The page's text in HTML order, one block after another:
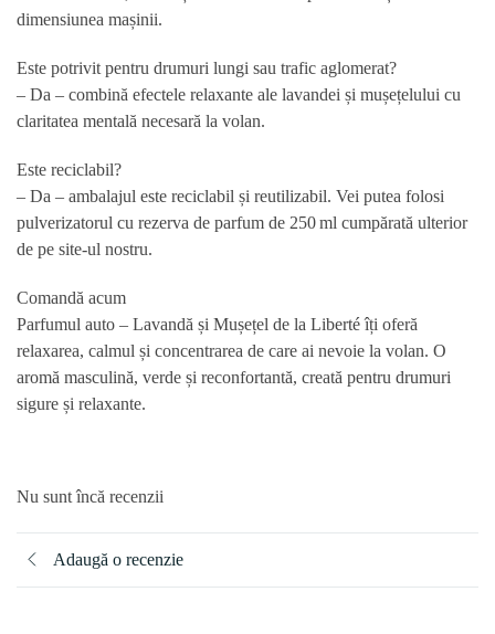
dimensiunea mașinii.
Este potrivit pentru drumuri lungi sau trafic aglomerat?
– Da – combină efectele relaxante ale lavandei și mușețelului cu
claritatea mentală necesară la volan.
Este reciclabil?
– Da – ambalajul este reciclabil și reutilizabil. Vei putea folosi
pulverizatorul cu rezerva de parfum de 250 ml cumpărată ulterior
de pe site-ul nostru.
Comandă acum
Parfumul auto – Lavandă și Mușețel de la Liberté îți oferă
relaxarea, calmul și concentrarea de care ai nevoie la volan. O
aromă masculină, verde și reconfortantă, creată pentru drumuri
sigure și relaxante.
Nu sunt încă recenzii
Adaugă o recenzie